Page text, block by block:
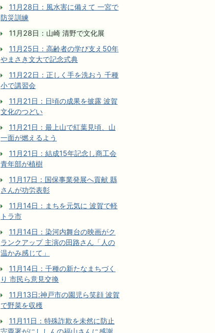
11月28日：風水害に備えて 一宮で
防災訓練
11月28日：山崎 清野で文化展
11月25日：高齢者の学び支え50年
やまさき文大で記念式典
11月22日：正しく手を洗おう 千種
小で講習会
11月21日：日頃の成果を披露 波賀
文化のつどい
11月21日：最上山で紅葉見頃、山
一面が燃えるよう
11月21日：結成15年記念し商工会
青年部が植樹
11月17日：国保事業発展へ貢献 縣
さんが功労表彰
11月14日：まちを元気に 波賀で軽
トラ市
11月14日：染河内舞台の映画がク
ランクアップ 主演の田路さん「人の
温かみ感じて」
11月14日：千種の新たなまちづく
り 市民ら意見交換
11月13日:神戸市の園児ら笑顔 波賀
で野菜を収穫
11月11日：特殊詐欺を未然に防止
宍粟署がにししんの福山さんに感謝